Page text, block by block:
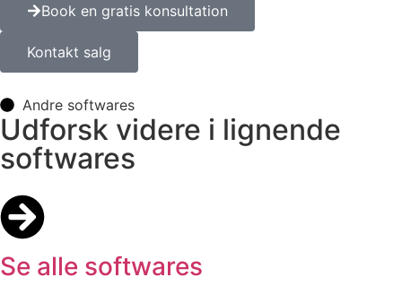
Book en gratis konsultation
Kontakt salg
Andre softwares
Udforsk videre i lignende
softwares
Se alle softwares